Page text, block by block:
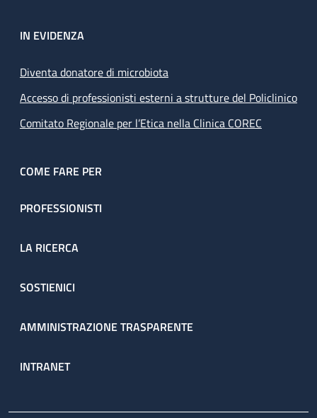
IN EVIDENZA
Diventa donatore di microbiota
Accesso di professionisti esterni a strutture del Policlinico
Comitato Regionale per l’Etica nella Clinica COREC
COME FARE PER
PROFESSIONISTI
LA RICERCA
SOSTIENICI
AMMINISTRAZIONE TRASPARENTE
INTRANET